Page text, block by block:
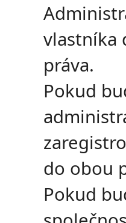
vlastníka
práva.
Pokud
do obou
Pokud